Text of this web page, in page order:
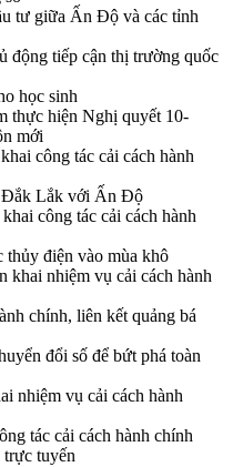
tư giữa Ấn Độ và các tỉnh
động tiếp cận thị trường quốc
học sinh
thực hiện Nghị quyết 10-
mới
công tác cải cách hành
Đắk Lắk với Ấn Độ
công tác cải cách hành
điện vào mùa khô
nhiệm vụ cải cách hành
chính, liên kết quảng bá
đổi số để bứt phá toàn
nhiệm vụ cải cách hành
tác cải cách hành chính
trực tuyến